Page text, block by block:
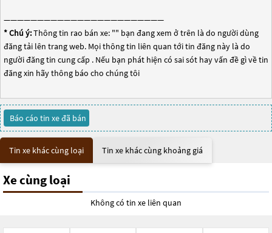
————————————————————————
* Chú ý:Thông tin rao bán xe: "" bạn đang xem ở trên là do người dùng
đăng tải lên trang web. Mọi thông tin liên quan tới tin đăng này là do
người đăng tin cung cấp . Nếu bạn phát hiện có sai sót hay vấn đề gì về tin
đăng xin hãy thông báo cho chúng tôi
Báo cáo tin xe đã bán
Tin xe khác cùng loại Tin xe khác cùng khoảng giá
Xe cùng loại
Không có tin xe liên quan